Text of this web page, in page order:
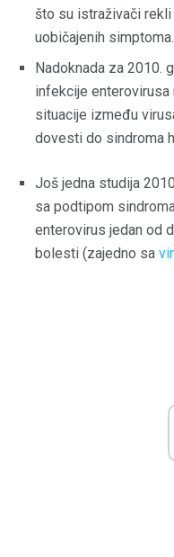
što su istraživači
uobičajenih simptoma.
Nadoknada za 2010.
infekcije
situacije između
dovesti do sindroma
Još jedna studija
sa podtipom
enterovirus jedan od
bolesti (zajedno sa